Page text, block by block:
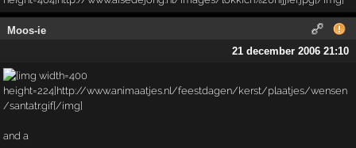
Moos-ie
21 december 2006 21:10
and a